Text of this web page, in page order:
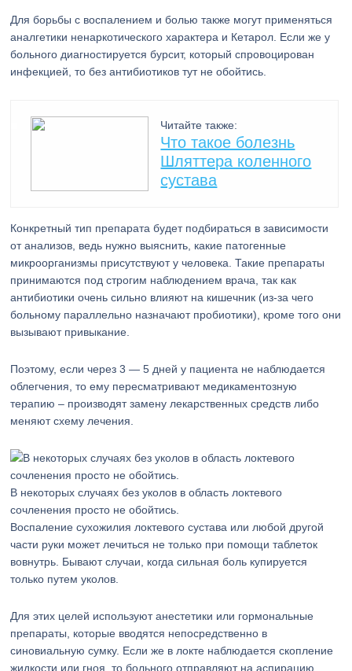
Для борьбы с воспалением и болью также могут применяться
аналгетики ненаркотического характера и Кетарол. Если же у
больного диагностируется бурсит, который спровоцирован
инфекцией, то без антибиотиков тут не обойтись.
Читайте также:
Что такое болезнь
Шляттера коленного
сустава
Конкретный тип препарата будет подбираться в зависимости
от анализов, ведь нужно выяснить, какие патогенные
микроорганизмы присутствуют у человека. Такие препараты
принимаются под строгим наблюдением врача, так как
антибиотики очень сильно влияют на кишечник (из-за чего
больному параллельно назначают пробиотики), кроме того они
вызывают привыкание.
Поэтому, если через 3 — 5 дней у пациента не наблюдается
облегчения, то ему пересматривают медикаментозную
терапию – производят замену лекарственных средств либо
меняют схему лечения.
В некоторых случаях без уколов в область локтевого
сочленения просто не обойтись.
Воспаление сухожилия локтевого сустава или любой другой
части руки может лечиться не только при помощи таблеток
вовнутрь. Бывают случаи, когда сильная боль купируется
только путем уколов.
Для этих целей используют анестетики или гормональные
препараты, которые вводятся непосредственно в
синовиальную сумку. Если же в локте наблюдается скопление
жидкости или гноя, то больного отправляют на аспирацию.